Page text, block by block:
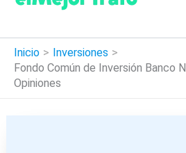
contenido
Inicio
Inversiones
Fondo Común de Inversión Banco
Opiniones